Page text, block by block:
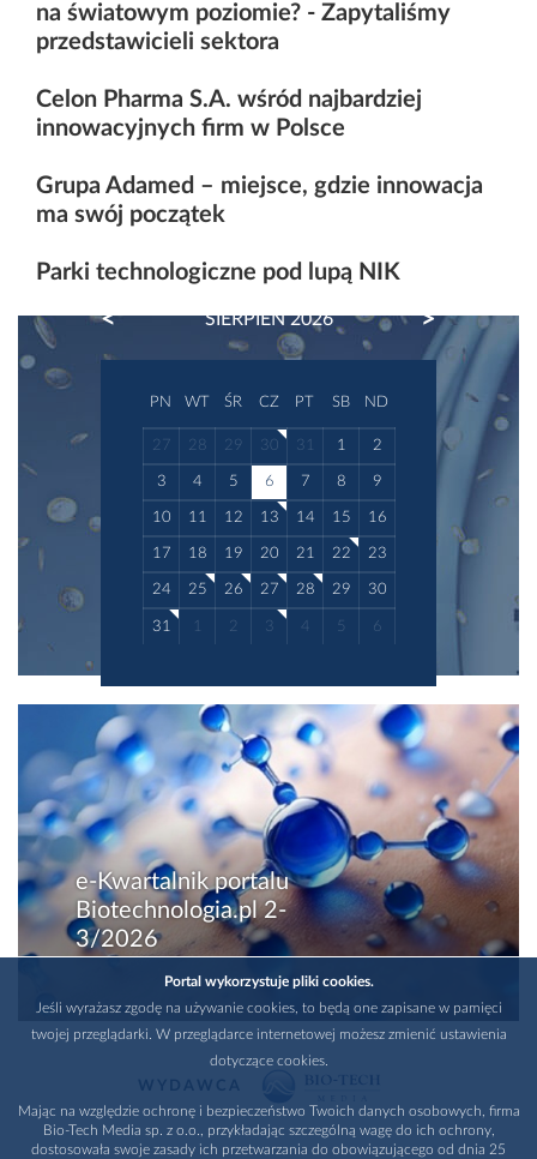
na światowym poziomie? - Zapytaliśmy
przedstawicieli sektora
Celon Pharma S.A. wśród najbardziej
innowacyjnych firm w Polsce
Grupa Adamed – miejsce, gdzie innowacja
ma swój początek
Parki technologiczne pod lupą NIK
SIERPIEŃ 2026
PREVIOUS NEXT
PN WT ŚR CZ PT SB ND
27 28 29 30 31 1 2
3 4 5 6 7 8 9
10 11 12 13 14 15 16
17 18 19 20 21 22 23
24 25 26 27 28 29 30
31 1 2 3 4 5 6
e-Kwartalnik portalu
Biotechnologia.pl 2-
3/2026
Portal wykorzystuje pliki cookies.
Jeśli wyrażasz zgodę na używanie cookies, to będą one zapisane w pamięci
twojej przeglądarki. W przeglądarce internetowej możesz zmienić ustawienia
dotyczące cookies.
Mając na względzie ochronę i bezpieczeństwo Twoich danych osobowych, firma
Bio-Tech Media sp. z o.o., przykładając szczególną wagę do ich ochrony,
dostosowała swoje zasady ich przetwarzania do obowiązującego od dnia 25